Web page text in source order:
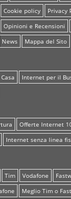
Cookie policy
Privacy
Opinioni e Recensioni
News Mappa del Sito
Internet per il
Offerte Internet
Internet senza linea
Tim Vodafone
Meglio Tim o